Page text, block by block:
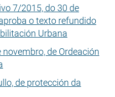
7/2015, do 30 de
o texto refundido
Urbana
de Ordeación
de protección da